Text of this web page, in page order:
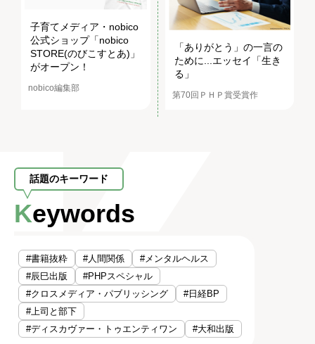
子育てメディア・nobico
公式ショップ「nobico
STORE(のびこすとあ)」
がオープン！
nobico編集部
「ありがとう」の一言の
ために...エッセイ「生き
る」
第70回ＰＨＰ賞受賞作
話題のキーワード
Keywords
#書籍抜粋 #人間関係
#メンタルヘルス
#辰巳出版
#PHPスペシャル
#クロスメディア・パブリッシング
#日経BP
#上司と部下
#ディスカヴァー・トゥエンティワン
#大和出版